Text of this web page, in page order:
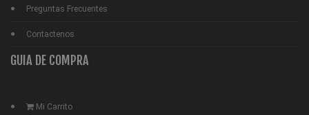
Preguntas Frecuentes
Contactenos
GUIA DE COMPRA
Mi Carrito